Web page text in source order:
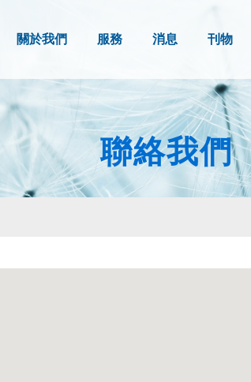
關於我們 服務 消息 刊物
聯絡我們